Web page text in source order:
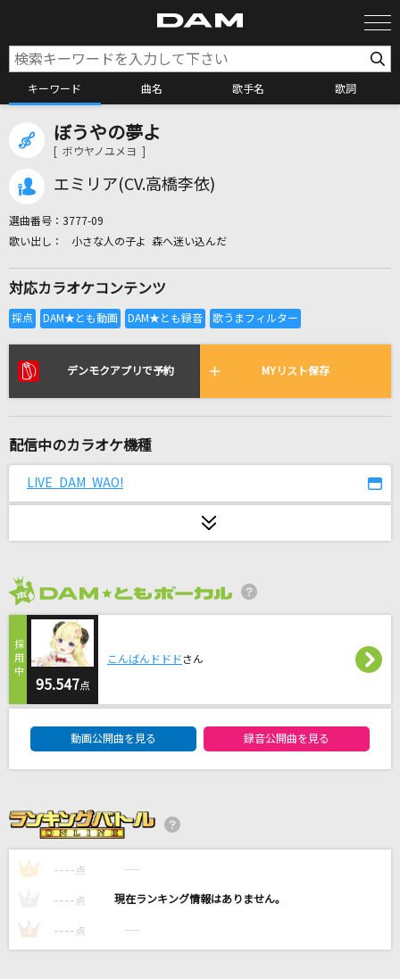
キーワード 曲名 歌手名 歌詞
カラオケ検索
カラオケ店舗検索
全国りれき
リアルタイムで歌われている曲の一覧
glitter
[生音]ガリレオは恋をする
中森明菜
はなまるぴっぴはよいこだけ
好きすぎて滅！
M!LK
[生音]ray
BUMP OF CHICKEN
嘘じゃないよ
Mrs. GREEN APPLE
シャルル
ぼうやの夢よ
[ ボウヤノユメヨ ]
エミリア(CV.高橋李依)
選曲番号： 3777-09
小さな人の子よ 森へ迷い込んだ
対応カラオケコンテンツ
デンモクアプリで予約 MYリスト保存
配信中のカラオケ機種
LIVE DAM WAO!
95.547点
こんばんドドドさん
動画公開曲を見る 録音公開曲を見る
1 ---- 点 ----
---- 点 ----
3 ---- 点 ----